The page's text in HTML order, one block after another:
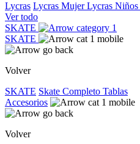
Lycras Lycras MujerLycras Niños
Ver todo
SKATE
SKATE
Volver
SKATE Skate Completo Tablas
Accesorios
Volver